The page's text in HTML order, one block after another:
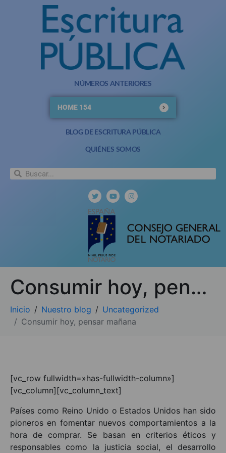
NÚMEROS ANTERIORES
HOME 154
BLOG DE ESCRITURA PÚBLICA
QUIÉNES SOMOS
Consumir hoy, pensar mañana
Inicio Nuestro blog
Uncategorized
Consumir hoy, pensar mañana
[vc_row fullwidth=»has-fullwidth-column»]
[vc_column][vc_column_text]
Países como Reino Unido o Estados Unidos han sido
pioneros en fomentar nuevos comportamientos a la
hora de comprar. Se basan en criterios éticos y
responsables como la justicia social, el desarrollo